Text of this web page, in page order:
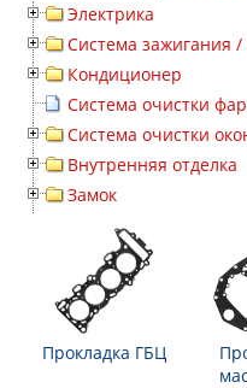
Электрика
Система зажигания
Кондиционер
Система очистки фар
Система очистки
Внутренняя отделка
Замок
Прокладка ГБЦ